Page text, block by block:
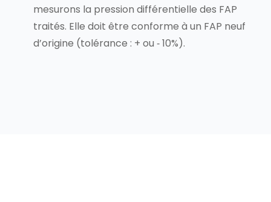
mesurons la pression différentielle des FAP
traités. Elle doit être conforme à un FAP neuf
d’origine (tolérance : + ou ‐ 10%).